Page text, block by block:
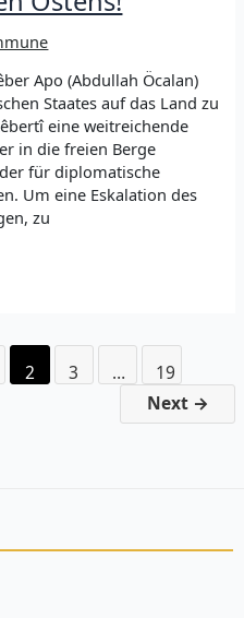
Apo (Abdullah Öcalan)
Staates auf das Land zu
eine weitreichende
in die freien Berge
für diplomatische
Um eine Eskalation des
zu
2 3 …
19
Next →